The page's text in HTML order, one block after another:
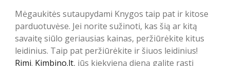
Mėgaukitės sutaupydami Knygos taip pat ir kitose
parduotuvėse. Jei norite sužinoti, kas šią ar kitą
savaitę siūlo geriausias kainas, peržiūrėkite kitus
leidinius. Taip pat peržiūrėkite ir šiuos leidinius!
Rimi. Kimbino.lt, jūs kiekvieną dieną galite rasti